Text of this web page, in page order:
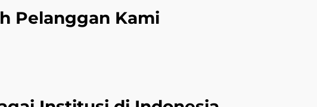
Pelanggan Kami